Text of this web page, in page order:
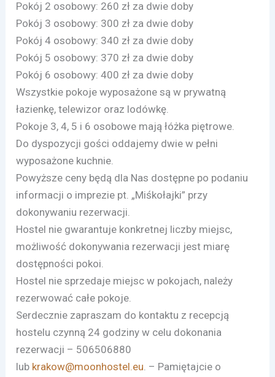
Pokój 2 osobowy: 260 zł za dwie doby
Pokój 3 osobowy: 300 zł za dwie doby
Pokój 4 osobowy: 340 zł za dwie doby
Pokój 5 osobowy: 370 zł za dwie doby
Pokój 6 osobowy: 400 zł za dwie doby
Wszystkie pokoje wyposażone są w prywatną
łazienkę, telewizor oraz lodówkę.
Pokoje 3, 4, 5 i 6 osobowe mają łóżka piętrowe.
Do dyspozycji gości oddajemy dwie w pełni
wyposażone kuchnie.
Powyższe ceny będą dla Nas dostępne po podaniu
informacji o imprezie pt. „Miśkołajki” przy
dokonywaniu rezerwacji.
Hostel nie gwarantuje konkretnej liczby miejsc,
możliwość dokonywania rezerwacji jest miarę
dostępności pokoi.
Hostel nie sprzedaje miejsc w pokojach, należy
rezerwować całe pokoje.
Serdecznie zapraszam do kontaktu z recepcją
hostelu czynną 24 godziny w celu dokonania
rezerwacji – 506506880
lub krakow@moonhostel.eu. – Pamiętajcie o